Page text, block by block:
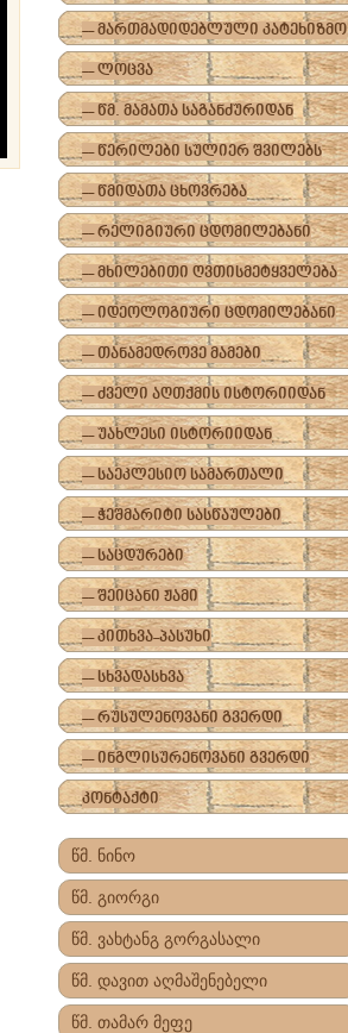
-- მართმადიდებლული კატეხიზმო
-- ლოცვა
-- წმ. მამათა საგანძურიდან
-- წერილები სულიერ შვილებს
-- წმიდათა ცხოვრება
-- რელიგიური ცდომილებანი
-- მხილებითი ღვთისმეტყველება
-- იდეოლოგიური ცდომილებანი
-- თანამედროვე მამები
-- ძველი აღთქმის ისტორიიდან
-- უახლესი ისტორიიდან
-- საეკლესიო სამართალი
-- ჭეშმარიტი სასწაულები
-- საცდურები
-- შეიცანი ჟამი
-- კითხვა-პასუხი
-- სხვადასხვა
-- რუსულენოვანი გვერდი
-- ინგლისურენოვანი გვერდი
კონტაქტი
წმ. ნინო
წმ. გიორგი
წმ. ვახტანგ გორგასალი
წმ. დავით აღმაშენებელი
წმ. თამარ მეფე